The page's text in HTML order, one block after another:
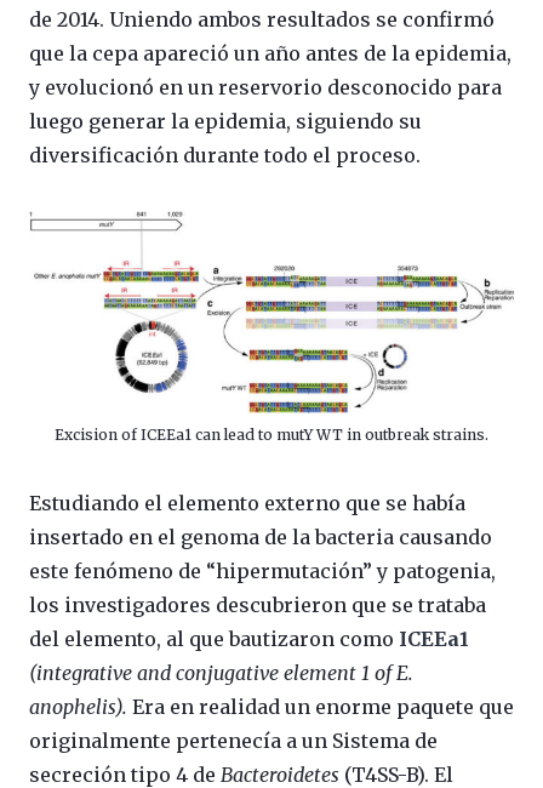
de 2014. Uniendo ambos resultados se confirmó
que la cepa apareció un año antes de la epidemia,
y evolucionó en un reservorio desconocido para
luego generar la epidemia, siguiendo su
diversificación durante todo el proceso.
Excision of ICEEa1 can lead to mutY WT in outbreak strains.
Estudiando el elemento externo que se había
insertado en el genoma de la bacteria causando
este fenómeno de “hipermutación” y patogenia,
los investigadores descubrieron que se trataba
del elemento, al que bautizaron como ICEEa1
(integrative and conjugative element 1 of E.
anophelis). Era en realidad un enorme paquete que
originalmente pertenecía a un Sistema de
secreción tipo 4 de Bacteroidetes (T4SS-B). El